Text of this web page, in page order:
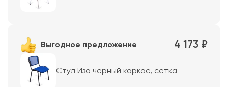
Выгодное предложение 4 173 ₽
Стул Изо черный каркас, сетка